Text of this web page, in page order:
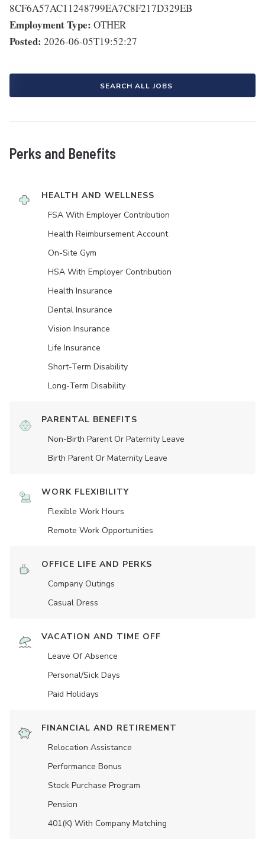
8CF6A57AC11248799EA7C8F217D329EB
Employment Type: OTHER
Posted: 2026-06-05T19:52:27
SEARCH ALL JOBS
Perks and Benefits
HEALTH AND WELLNESS
FSA With Employer Contribution
Health Reimbursement Account
On-Site Gym
HSA With Employer Contribution
Health Insurance
Dental Insurance
Vision Insurance
Life Insurance
Short-Term Disability
Long-Term Disability
PARENTAL BENEFITS
Non-Birth Parent Or Paternity Leave
Birth Parent Or Maternity Leave
WORK FLEXIBILITY
Flexible Work Hours
Remote Work Opportunities
OFFICE LIFE AND PERKS
Company Outings
Casual Dress
VACATION AND TIME OFF
Leave Of Absence
Personal/Sick Days
Paid Holidays
FINANCIAL AND RETIREMENT
Relocation Assistance
Performance Bonus
Stock Purchase Program
Pension
401(K) With Company Matching